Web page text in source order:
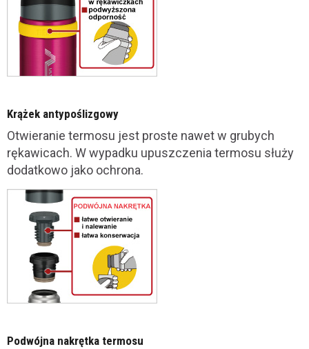
Krążek antypoślizgowy
Otwieranie termosu jest proste nawet w grubych
rękawicach. W wypadku upuszczenia termosu służy
dodatkowo jako ochrona.
Podwójna nakrętka termosu